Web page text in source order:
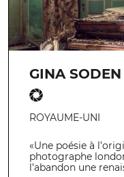
GINA SODEN
ROYAUME-UNI
«Une poésie à
photographe
l’abandon une